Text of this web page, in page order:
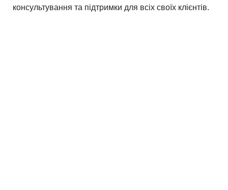
консультування та підтримки для всіх своїх клієнтів.